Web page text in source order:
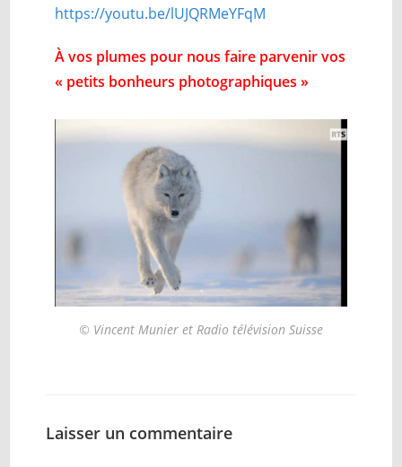
https://youtu.be/lUJQRMeYFqM
À vos plumes pour nous faire parvenir vos
« petits bonheurs photographiques »
© Vincent Munier et Radio télévision Suisse
Laisser un commentaire